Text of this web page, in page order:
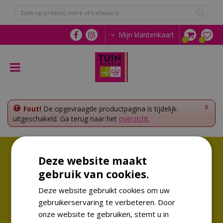
n
a
Mijn klantenkaart
x
Fout! De opgevraagde productpagina is tijdelijk
uitgeschakeld. Ga terug naar het overzicht.
Volg ons!
Altijd op de hoogte van de laatste trends
Deze website maakt
gebruik van cookies.
Deze website gebruikt cookies om uw
gebruikerservaring te verbeteren. Door
onze website te gebruiken, stemt u in